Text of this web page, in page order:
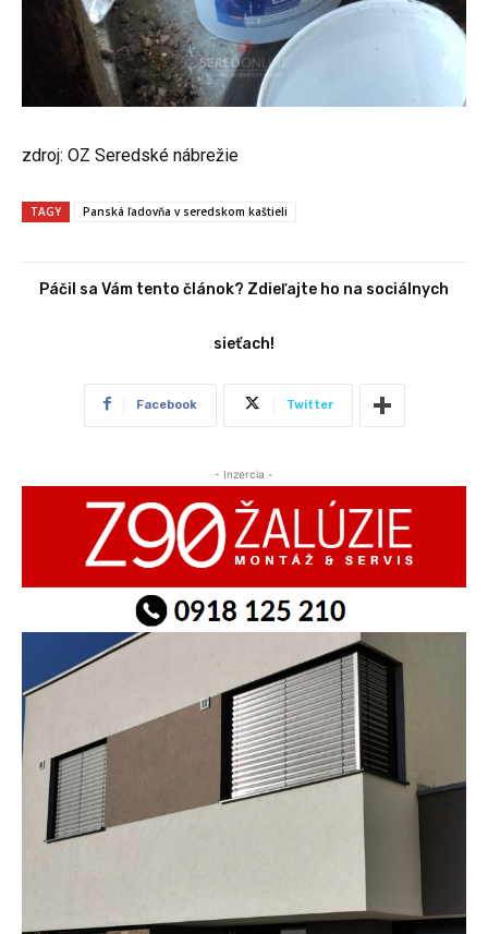
zdroj: OZ Seredské nábrežie
TAGY Panská ľadovňa v seredskom kaštieli
Páčil sa Vám tento článok? Zdieľajte ho na sociálnych
sieťach!
Facebook Twitter
- Inzercia -